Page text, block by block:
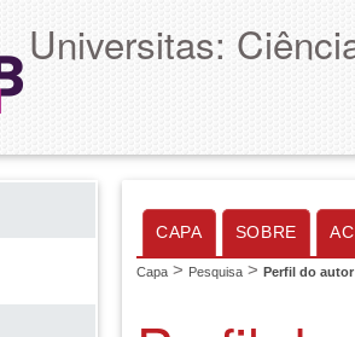
Universitas:
CAPA SOBRE
Capa > Pesquisa > Perfil do autor